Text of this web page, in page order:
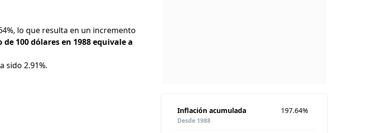
lo que resulta en un incremento
100 dólares en 1988 equivale a
sido 2.91%.
Inflación acumulada
Desde 1988
197.64%